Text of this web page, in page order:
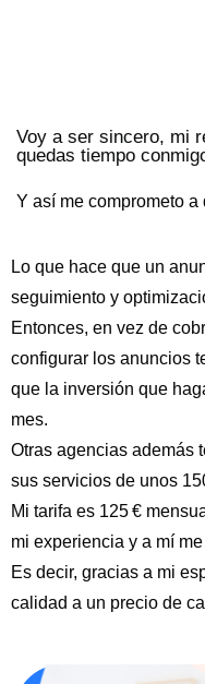
Voy a ser sincero, mi
quedas tiempo
Y así me comprometo
Lo que hace que un
seguimiento y
Entonces, en vez de
configurar los anuncios
que la inversión que
mes.
Otras agencias además
sus servicios de unos
Mi tarifa es 125 €
mi experiencia y a mí
Es decir, gracias a mi
calidad a un precio de